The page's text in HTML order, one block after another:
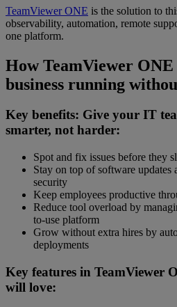
TeamViewer ONE is the solution to
observability, automation, remote
one platform.
How TeamViewer ONE
business running
Key benefits: Give your IT
smarter, not harder:
Spot and fix issues before they
Stay on top of software updates
security
Keep employees productive
Reduce tool overload by
to-use platform
Grow without extra hires by
deployments
Key features in TeamViewer
will love: